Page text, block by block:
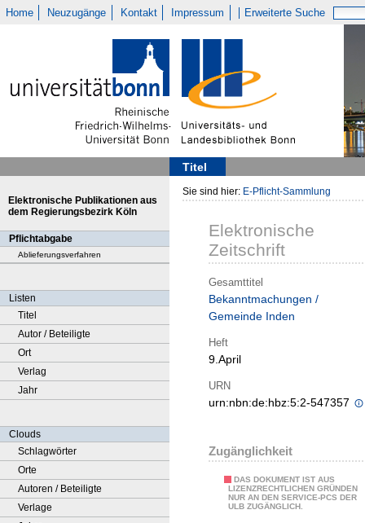
Home Neuzugänge Kontakt Impressum Erweiterte Suche
Titel
Elektronische Publikationen aus
dem Regierungsbezirk Köln
Pflichtabgabe
Ablieferungsverfahren
Listen
Titel
Autor / Beteiligte
Ort
Verlag
Jahr
Clouds
Schlagwörter
Orte
Autoren / Beteiligte
Verlage
Sie sind hier: E-Pflicht-Sammlung
Elektronische
Zeitschrift
Gesamttitel
Bekanntmachungen /
Gemeinde Inden
Heft
9.April
URN
urn:nbn:de:hbz:5:2-547357
Zugänglichkeit
DAS DOKUMENT IST AUS
LIZENZRECHTLICHEN GRÜNDEN
NUR AN DEN SERVICE-PCS DER
ULB ZUGÄNGLICH.